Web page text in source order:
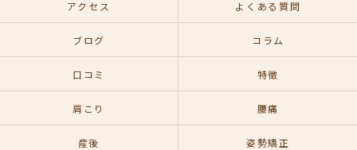
アクセス よくある質問
ブログ コラム
口コミ 特徴
肩こり 腰痛
産後 姿勢矯正